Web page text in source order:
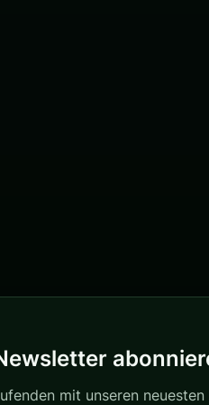
mit unseren